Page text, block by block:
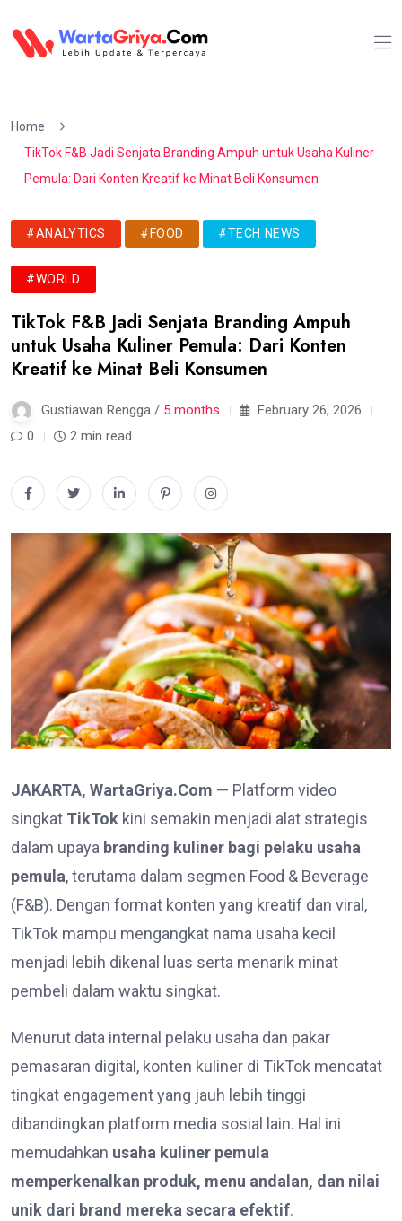
Home
TikTok F&B Jadi Senjata Branding Ampuh untuk Usaha Kuliner
Pemula: Dari Konten Kreatif ke Minat Beli Konsumen
#ANALYTICS #FOOD #TECH NEWS
#WORLD
TikTok F&B Jadi Senjata Branding Ampuh
untuk Usaha Kuliner Pemula: Dari Konten
Kreatif ke Minat Beli Konsumen
Gustiawan Rengga / 5 months
February 26, 2026
0
2 min read
JAKARTA, WartaGriya.Com — Platform video
singkat TikTok kini semakin menjadi alat strategis
dalam upaya branding kuliner bagi pelaku usaha
pemula, terutama dalam segmen Food & Beverage
(F&B). Dengan format konten yang kreatif dan viral,
TikTok mampu mengangkat nama usaha kecil
menjadi lebih dikenal luas serta menarik minat
pembeli dalam waktu singkat.
Menurut data internal pelaku usaha dan pakar
pemasaran digital, konten kuliner di TikTok mencatat
tingkat engagement yang jauh lebih tinggi
dibandingkan platform media sosial lain. Hal ini
memudahkan usaha kuliner pemula
memperkenalkan produk, menu andalan, dan nilai
unik dari brand mereka secara efektif.